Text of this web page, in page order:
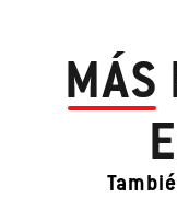
MÁS